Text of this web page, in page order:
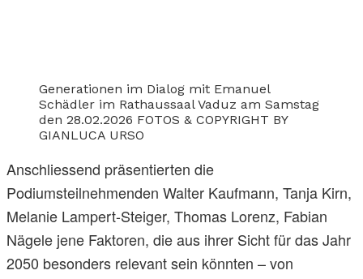
Generationen im Dialog mit Emanuel
Schädler im Rathaussaal Vaduz am Samstag
den 28.02.2026 FOTOS & COPYRIGHT BY
GIANLUCA URSO
Anschliessend präsentierten die
Podiumsteilnehmenden Walter Kaufmann, Tanja Kirn,
Melanie Lampert-Steiger, Thomas Lorenz, Fabian
Nägele jene Faktoren, die aus ihrer Sicht für das Jahr
2050 besonders relevant sein könnten – von